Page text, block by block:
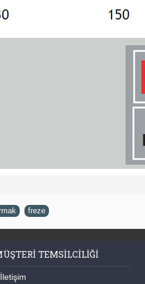
freze
TEMSILCILIĞI
İletişim